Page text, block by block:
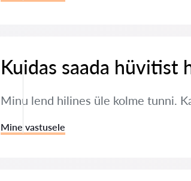
Kuidas saada hüvitist
Minu lend hilines üle kolme tunni.
Mine vastusele